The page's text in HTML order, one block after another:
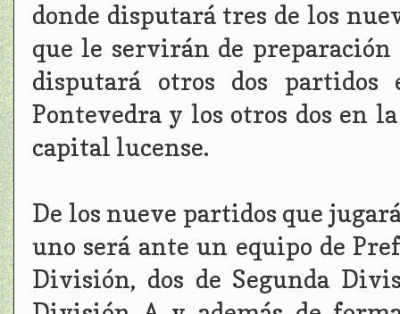
donde disputará tres de los
que le servirán de
disputará otros dos
Pontevedra y los otros dos en
capital lucense.
De los nueve partidos que
uno será ante un equipo de
División, dos de Segunda